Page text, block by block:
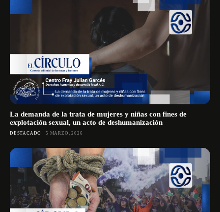
La demanda de la trata de mujeres y niñas con fines de
explotación sexual, un acto de deshumanización
DESTACADO 5 MARZO, 2026